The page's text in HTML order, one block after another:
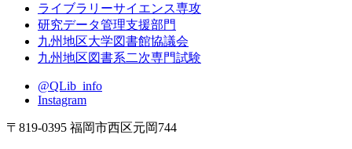
ライブラリーサイエンス専攻
研究データ管理支援部門
九州地区大学図書館協議会
九州地区図書系二次専門試験
@QLib_info
Instagram
〒819-0395 福岡市西区元岡744